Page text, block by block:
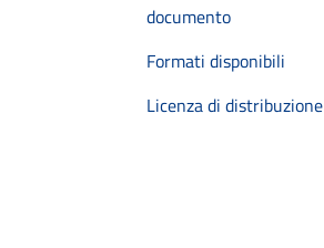
documento
Formati disponibili
Licenza di distribuzione